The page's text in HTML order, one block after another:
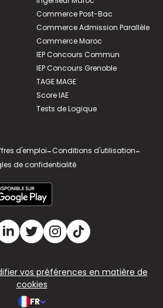
Commerce Post-Bac
Commerce Admission Parallèle
Commerce Maroc
IEP Concours Commun
IEP Concours Grenoble
TAGE MAGE
Score IAE
Tests de Logique
d'emploi-Conditions d'utilisation-
de confidentialité
vos préférences en matière de
cookies
FR